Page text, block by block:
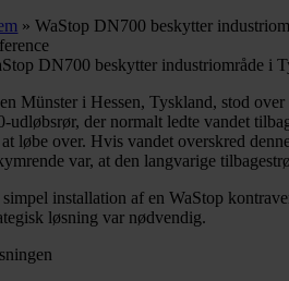
»WaStop DN700 beskytter
DN700 beskytter industriområde i
Münster i Hessen, Tyskland, stod
udløbsrør, der normalt ledte vandet
løbe over. Hvis vandet overskred
var, at den langvarige
installation af en WaStop
løsning var nødvendig.